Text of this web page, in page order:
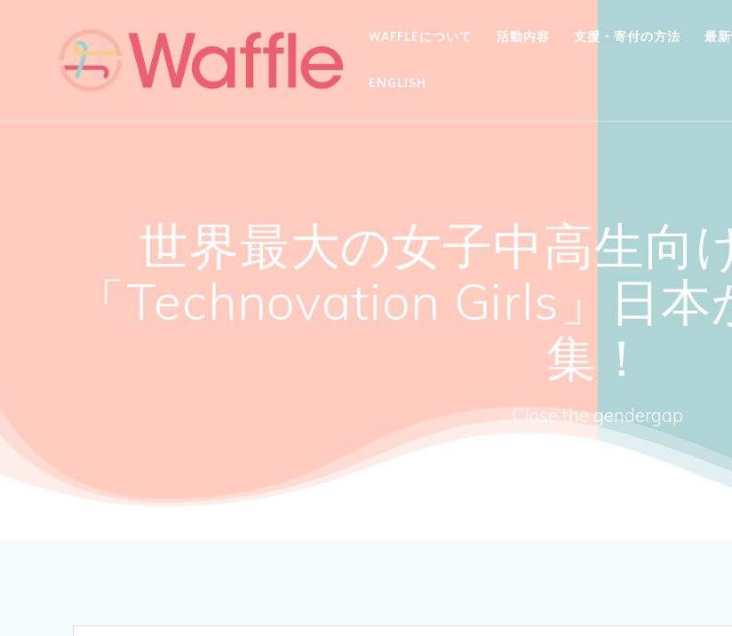
WAFFLEについて 活動内容 支援・寄付の方法 最
ENGLISH
世界最大の女子中高生向
「Technovation Girls」日
集！
Close the gendergap